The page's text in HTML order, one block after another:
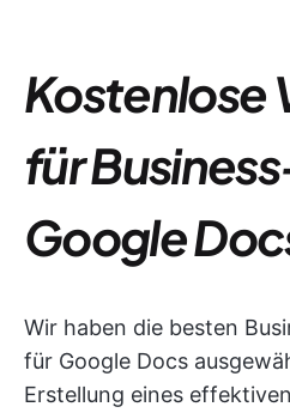
Kostenlose
für
Google
Wir haben die besten
für Google Docs
Erstellung eines